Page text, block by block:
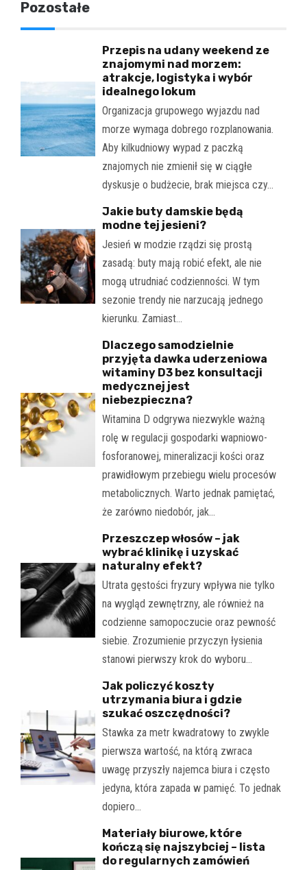
Pozostałe
Przepis na udany weekend ze
znajomymi nad morzem:
atrakcje, logistyka i wybór
idealnego lokum
Organizacja grupowego wyjazdu nad
morze wymaga dobrego rozplanowania.
Aby kilkudniowy wypad z paczką
znajomych nie zmienił się w ciągłe
dyskusje o budżecie, brak miejsca czy…
Jakie buty damskie będą
modne tej jesieni?
Jesień w modzie rządzi się prostą
zasadą: buty mają robić efekt, ale nie
mogą utrudniać codzienności. W tym
sezonie trendy nie narzucają jednego
kierunku. Zamiast…
Dlaczego samodzielnie
przyjęta dawka uderzeniowa
witaminy D3 bez konsultacji
medycznej jest
niebezpieczna?
Witamina D odgrywa niezwykle ważną
rolę w regulacji gospodarki wapniowo-
fosforanowej, mineralizacji kości oraz
prawidłowym przebiegu wielu procesów
metabolicznych. Warto jednak pamiętać,
że zarówno niedobór, jak…
Przeszczep włosów – jak
wybrać klinikę i uzyskać
naturalny efekt?
Utrata gęstości fryzury wpływa nie tylko
na wygląd zewnętrzny, ale również na
codzienne samopoczucie oraz pewność
siebie. Zrozumienie przyczyn łysienia
stanowi pierwszy krok do wyboru…
Jak policzyć koszty
utrzymania biura i gdzie
szukać oszczędności?
Stawka za metr kwadratowy to zwykle
pierwsza wartość, na którą zwraca
uwagę przyszły najemca biura i często
jedyna, która zapada w pamięć. To jednak
dopiero…
Materiały biurowe, które
kończą się najszybciej – lista
do regularnych zamówień